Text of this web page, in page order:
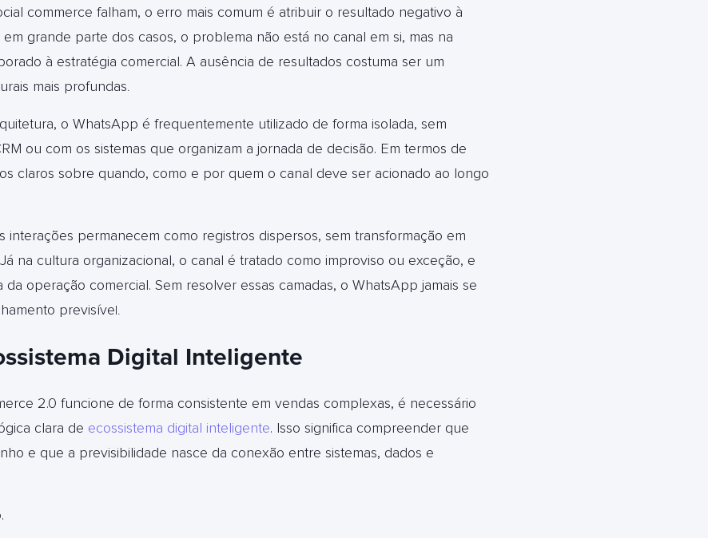
commerce falham, o erro mais comum é atribuir o resultado negativo à
grande parte dos casos, o problema não está no canal em si, mas na
à estratégia comercial. A ausência de resultados costuma ser um
mais profundas.
o WhatsApp é frequentemente utilizado de forma isolada, sem
ou com os sistemas que organizam a jornada de decisão. Em termos de
claros sobre quando, como e por quem o canal deve ser acionado ao longo
interações permanecem como registros dispersos, sem transformação em
na cultura organizacional, o canal é tratado como improviso ou exceção, e
operação comercial. Sem resolver essas camadas, o WhatsApp jamais se
previsível.
Digital Inteligente
2.0 funcione de forma consistente em vendas complexas, é necessário
clara de ecossistema digital inteligente. Isso significa compreender que
e que a previsibilidade nasce da conexão entre sistemas, dados e